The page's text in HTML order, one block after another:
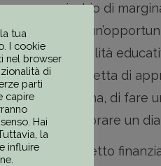
rischio di
loro
modalità
permetta di
italiana, di fare
migliorare un
Progetto
tua
I cookie
nel browser
di
parti
capire
Hai
la
influire